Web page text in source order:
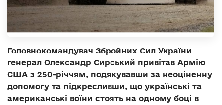
Головнокомандувач Збройних Сил України
генерал Олександр Сирський привітав Армію
США з 250-річчям, подякувавши за неоціненну
допомогу та підкресливши, що українські та
американські воїни стоять на одному боці в